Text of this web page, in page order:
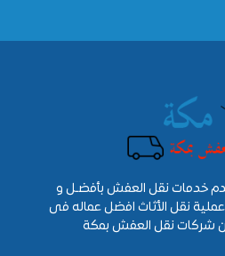
خدمات نقل العفش بأفضـل و
نقل الأثاث افضل عماله فى
شركات نقل العفش بمكة